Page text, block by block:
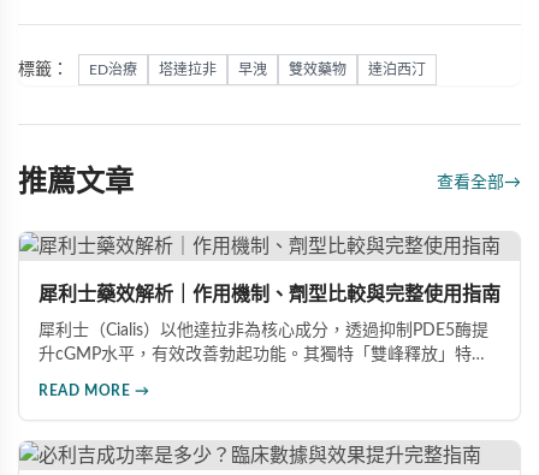
標籤： ED治療 塔達拉非 早洩 雙效藥物 達泊西汀
推薦文章 查看全部→
犀利士藥效解析｜作用機制、劑型比較與完整使用指南
犀利士（Cialis）以他達拉非為核心成分，透過抑制PDE5酶提
升cGMP水平，有效改善勃起功能。其獨特「雙峰釋放」特性
據需求選擇最適合的犀利士規格。
READ MORE →